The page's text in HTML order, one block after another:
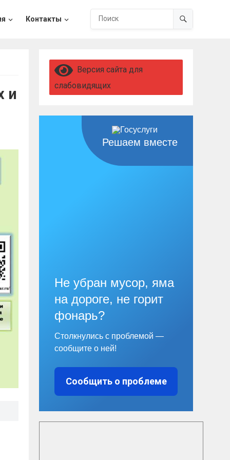
Контакты
и
Версия сайта для
слабовидящих
Решаем вместе
Не убран мусор, яма
на дороге, не горит
фонарь?
Столкнулись с проблемой —
сообщите о ней!
Сообщить о проблеме